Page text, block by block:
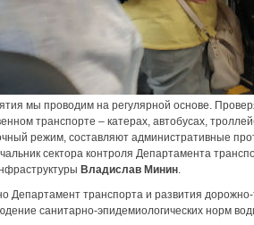
мы проводим на регулярной основе.
транспорте – катерах, автобусах,
режим, составляют административные
сектора контроля Департамента
Владислав Минин.
Департамент транспорта и развития
санитарно-эпидемиологических норм